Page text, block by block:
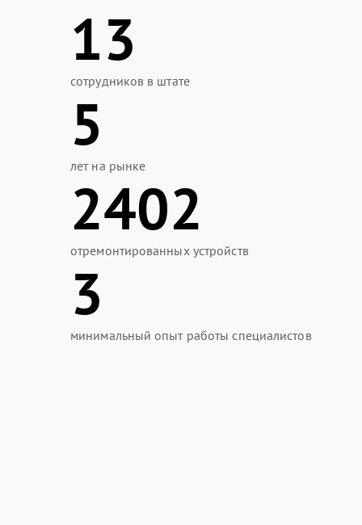
13
сотрудников в штате
5
лет на рынке
2402
отремонтированных устройств
3
минимальный опыт работы специалистов